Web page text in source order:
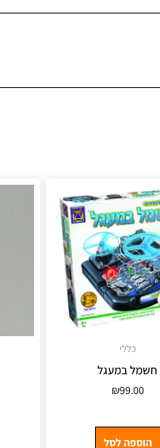
כללי
חשמל במעגל
₪99.00
הוספה לסל